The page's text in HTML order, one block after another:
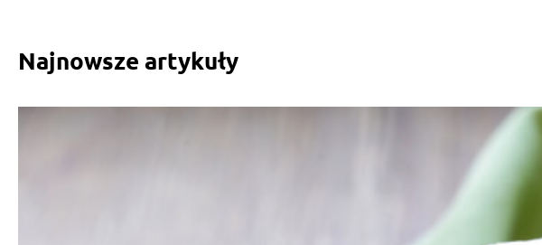
Najnowsze artykuły